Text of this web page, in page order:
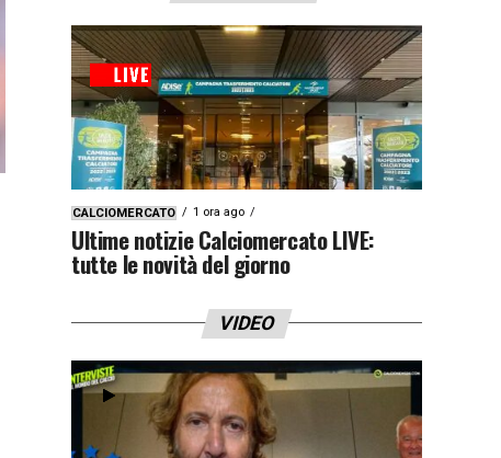
CALCIOMERCATO 1 ora ago
Ultime notizie Calciomercato LIVE:
tutte le novità del giorno
VIDEO